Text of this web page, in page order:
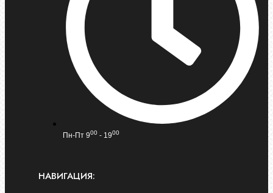
Пн-Пт 900 - 1900
НАВИГАЦИЯ: